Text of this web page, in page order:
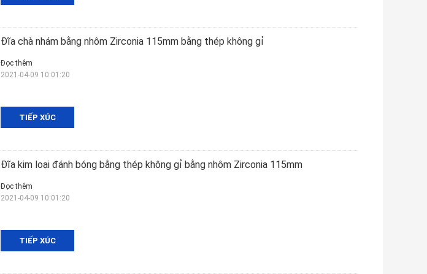
Đĩa chà nhám bằng nhôm Zirconia 115mm bằng thép không gỉ
TIẾP XÚC
Đọc thêm
2021-04-09 10:01:20
Đĩa kim loại đánh bóng bằng thép không gỉ bằng nhôm Zirconia 115mm
TIẾP XÚC
Đọc thêm
2021-04-09 10:01:20